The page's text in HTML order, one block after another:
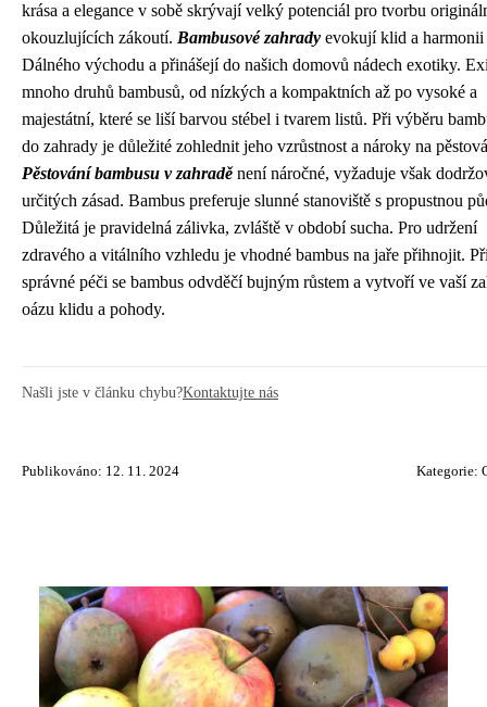
krása a elegance v sobě skrývají velký potenciál pro tvorbu
okouzlujících zákoutí. Bambusové zahrady evokují klid a harmonii
Dálného východu a přinášejí do našich domovů nádech exotiky.
mnoho druhů bambusů, od nízkých a kompaktních až po vysoké a
majestátní, které se liší barvou stébel i tvarem listů. Při výběru
do zahrady je důležité zohlednit jeho vzrůstnost a nároky na
Pěstování bambusu v zahraděnení náročné, vyžaduje však
určitých zásad. Bambus preferuje slunné stanoviště s propustnou
Důležitá je pravidelná zálivka, zvláště v období sucha. Pro udržení
zdravého a vitálního vzhledu je vhodné bambus na jaře přihnojit.
správné péči se bambus odvděčí bujným růstem a vytvoří ve vaší
oázu klidu a pohody.
Našli jste v článku chybu?Kontaktujte nás
Publikováno: 12. 11. 2024 Kategorie: